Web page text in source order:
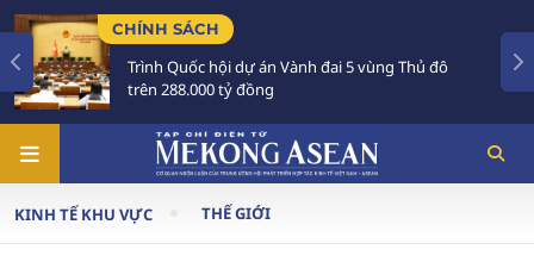
đai 5 vùng Thủ đô
Tổng Bí thư, Chủ tịch nước
Australia và New Zealand
KINH TẾ KHU VỰC THẾ GIỚI